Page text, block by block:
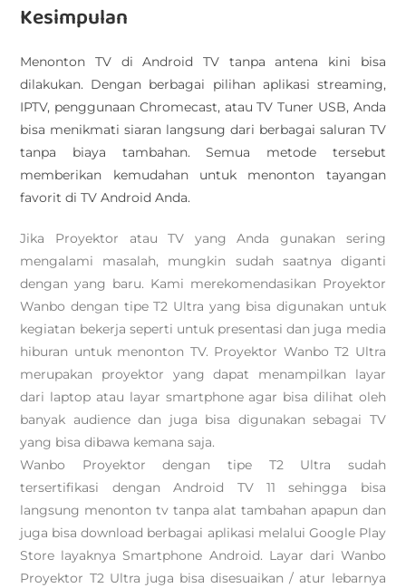
Kesimpulan
Menonton TV di Android TV tanpa antena kini bisa
dilakukan. Dengan berbagai pilihan aplikasi streaming,
IPTV, penggunaan Chromecast, atau TV Tuner USB, Anda
bisa menikmati siaran langsung dari berbagai saluran TV
tanpa biaya tambahan. Semua metode tersebut
memberikan kemudahan untuk menonton tayangan
favorit di TV Android Anda.
Jika Proyektor atau TV yang Anda gunakan sering
mengalami masalah, mungkin sudah saatnya diganti
dengan yang baru. Kami merekomendasikan Proyektor
Wanbo dengan tipe T2 Ultra yang bisa digunakan untuk
kegiatan bekerja seperti untuk presentasi dan juga media
hiburan untuk menonton TV. Proyektor Wanbo T2 Ultra
merupakan proyektor yang dapat menampilkan layar
dari laptop atau layar smartphone agar bisa dilihat oleh
banyak audience dan juga bisa digunakan sebagai TV
yang bisa dibawa kemana saja.
Wanbo Proyektor dengan tipe T2 Ultra sudah
tersertifikasi dengan Android TV 11 sehingga bisa
langsung menonton tv tanpa alat tambahan apapun dan
juga bisa download berbagai aplikasi melalui Google Play
Store layaknya Smartphone Android. Layar dari Wanbo
Proyektor T2 Ultra juga bisa disesuaikan / atur lebarnya